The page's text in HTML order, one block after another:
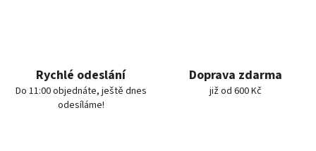
Rychlé odeslání
Do 11:00 objednáte, ještě dnes
odesíláme!
Doprava zdarma
již od 600 Kč